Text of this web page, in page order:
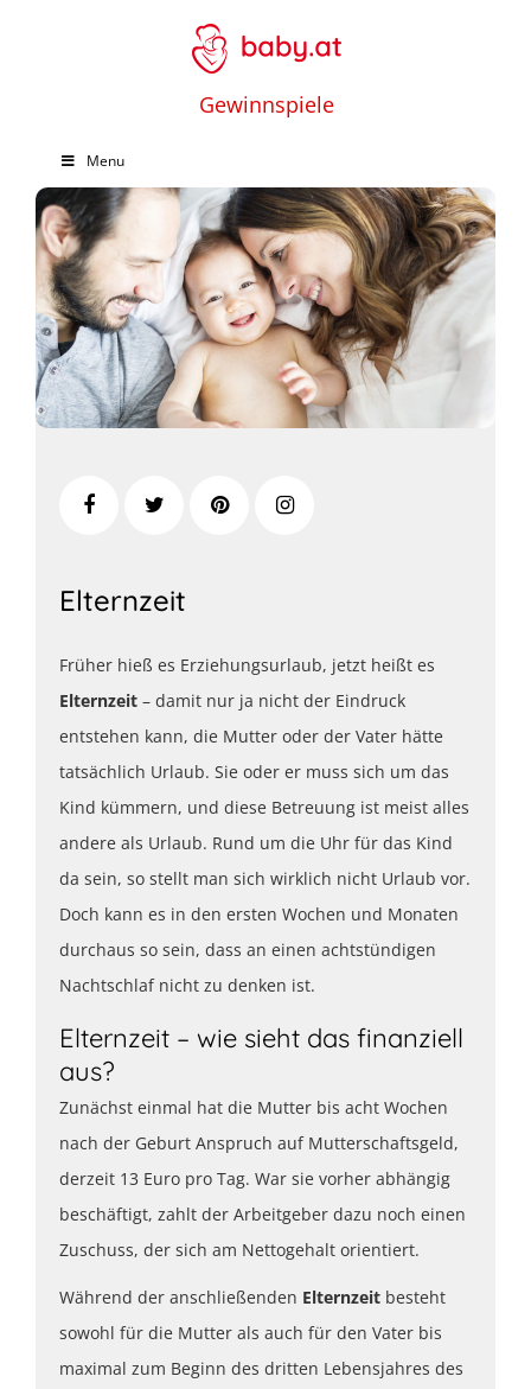
Gewinnspiele
Menu
Elternzeit
Früher hieß es Erziehungsurlaub, jetzt heißt es
Elternzeit – damit nur ja nicht der Eindruck
entstehen kann, die Mutter oder der Vater hätte
tatsächlich Urlaub. Sie oder er muss sich um das
Kind kümmern, und diese Betreuung ist meist alles
andere als Urlaub. Rund um die Uhr für das Kind
da sein, so stellt man sich wirklich nicht Urlaub vor.
Doch kann es in den ersten Wochen und Monaten
durchaus so sein, dass an einen achtstündigen
Nachtschlaf nicht zu denken ist.
Elternzeit – wie sieht das finanziell
aus?
Zunächst einmal hat die Mutter bis acht Wochen
nach der Geburt Anspruch auf Mutterschaftsgeld,
derzeit 13 Euro pro Tag. War sie vorher abhängig
beschäftigt, zahlt der Arbeitgeber dazu noch einen
Zuschuss, der sich am Nettogehalt orientiert.
Während der anschließenden Elternzeit besteht
sowohl für die Mutter als auch für den Vater bis
maximal zum Beginn des dritten Lebensjahres des